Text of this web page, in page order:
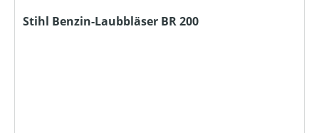
Stihl Benzin-Laubbläser BR 200